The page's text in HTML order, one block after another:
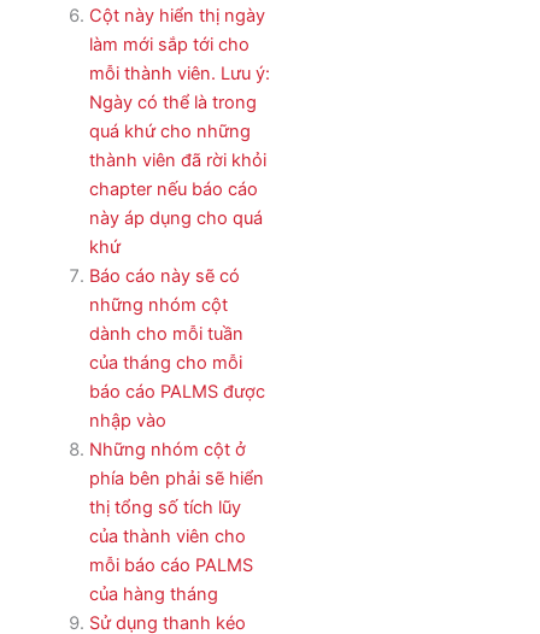
Cột này hiển thị ngày
làm mới sắp tới cho
mỗi thành viên. Lưu ý:
Ngày có thể là trong
quá khứ cho những
thành viên đã rời khỏi
chapter nếu báo cáo
này áp dụng cho quá
khứ
Báo cáo này sẽ có
những nhóm cột
dành cho mỗi tuần
của tháng cho mỗi
báo cáo PALMS được
nhập vào
Những nhóm cột ở
phía bên phải sẽ hiển
thị tổng số tích lũy
của thành viên cho
mỗi báo cáo PALMS
của hàng tháng
Sử dụng thanh kéo